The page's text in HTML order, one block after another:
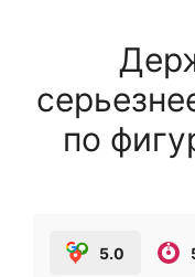
по
5.0